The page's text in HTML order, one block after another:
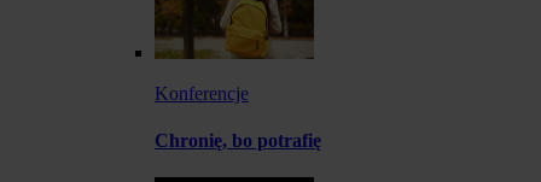
Konferencje
Chronię, bo potrafię